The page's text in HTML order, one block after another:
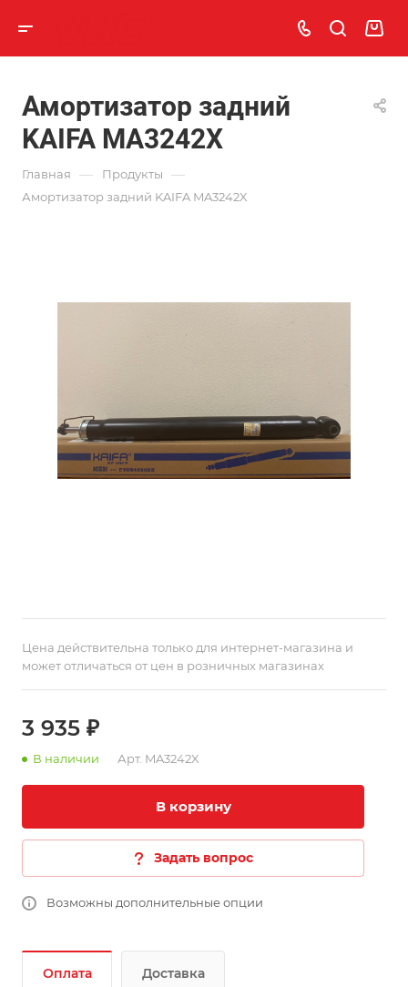
Амортизатор задний
KAIFA MA3242X
Главная — Продукты —
Амортизатор задний KAIFA MA3242X
Цена действительна только для интернет-магазина и
может отличаться от цен в розничных магазинах
3 935 ₽
В наличии Арт. MA3242X
В корзину
Задать вопрос
Возможны дополнительные опции
Оплата Доставка